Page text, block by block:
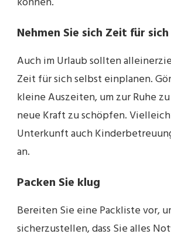
Nehmen Sie sich Zeit für
Auch im Urlaub sollten
Zeit für sich selbst einplanen.
kleine Auszeiten, um zur Ruhe
neue Kraft zu schöpfen.
Unterkunft auch
an.
Packen Sie klug
Bereiten Sie eine Packliste vor,
sicherzustellen, dass Sie alles